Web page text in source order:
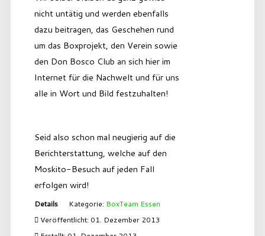
nicht untätig und werden ebenfalls
dazu beitragen, das Geschehen rund
um das Boxprojekt, den Verein sowie
den Don Bosco Club an sich hier im
Internet für die Nachwelt und für uns
alle in Wort und Bild festzuhalten!
Seid also schon mal neugierig auf die
Berichterstattung, welche auf den
Moskito-Besuch auf jeden Fall
erfolgen wird!
Details Kategorie: BoxTeam Essen
Veröffentlicht: 01. Dezember 2013